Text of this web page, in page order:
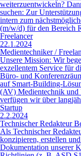
weiterzuentwickeln?
suchen: Zur
intern zum
(m/w/d) für den Bereich
Freelancer
22.1.2024
Medientechniker /
Unsere Mission: Wir
exzellentem Service für
Büro- und
auf Smart-Building-
(AV) Medientechnik und
verfügen wir über
Startup
2.2.2024
Technischer Redakteur
Als Technischer
konzipieren, erstellen
Dokumentation unserer